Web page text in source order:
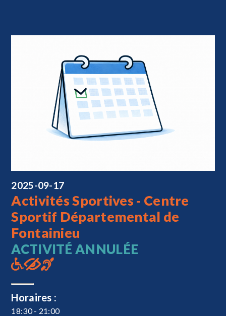
2025-09-17
Activités Sportives - Centre
Sportif Départemental de
Fontainieu
ACTIVITÉ ANNULÉE
Horaires :
18:30 - 21:00